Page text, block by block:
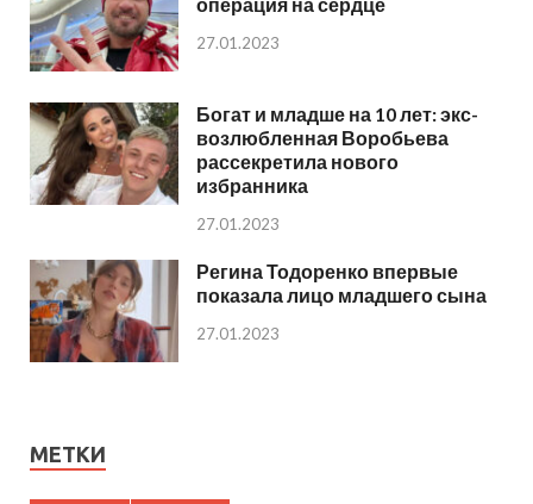
27.01.2023
Богат и младше на 10 лет: экс-
возлюбленная Воробьева
рассекретила нового
избранника
27.01.2023
Регина Тодоренко впервые
показала лицо младшего сына
27.01.2023
МЕТКИ